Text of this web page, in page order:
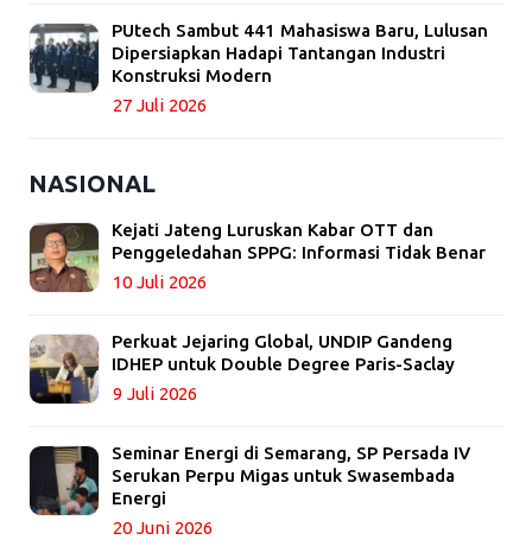
PUtech Sambut 441 Mahasiswa Baru, Lulusan
Dipersiapkan Hadapi Tantangan Industri
Konstruksi Modern
27 Juli 2026
NASIONAL
Kejati Jateng Luruskan Kabar OTT dan
Penggeledahan SPPG: Informasi Tidak Benar
10 Juli 2026
Perkuat Jejaring Global, UNDIP Gandeng
IDHEP untuk Double Degree Paris-Saclay
9 Juli 2026
Seminar Energi di Semarang, SP Persada IV
Serukan Perpu Migas untuk Swasembada
Energi
20 Juni 2026